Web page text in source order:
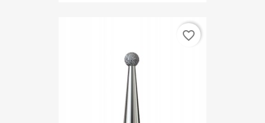
favorite_border